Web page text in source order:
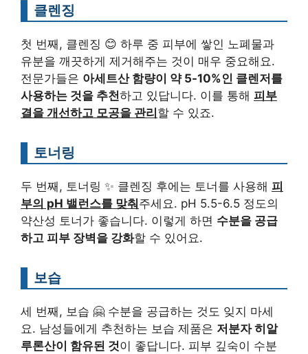
클렌징
첫 번째, 클렌징 😊 하루 중 피부에 쌓인 노폐물과
유분을 깨끗하게 제거해주는 것이 매우 중요해요.
전문가들은 아세트산 함량이 약 5-10%인 클렌저를
사용하는 것을 추천하고 있답니다. 이를 통해 피부
결을 개선하고 모공을 관리할 수 있죠.
토너링
두 번째, 토너링 ✨ 클렌징 후에는 토너를 사용해 피
부의 pH 밸런스를 맞춰주세요. pH 5.5-6.5 정도의
약산성 토너가 좋습니다. 이렇게 하면 수분을 공급
하고 피부 장벽을 강화할 수 있어요.
보습
세 번째, 보습 🤗 수분을 공급하는 것도 잊지 마세
요. 남성들에게 추천하는 보습 제품은 저분자 히알
루론산이 함유된 것이 좋답니다. 피부 깊숙이 수분